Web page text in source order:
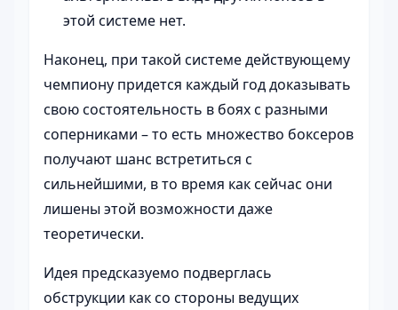
этой системе нет.
Наконец, при такой системе действующему
чемпиону придется каждый год доказывать
свою состоятельность в боях с разными
соперниками – то есть множество боксеров
получают шанс встретиться с
сильнейшими, в то время как сейчас они
лишены этой возможности даже
теоретически.
Идея предсказуемо подверглась
обструкции как со стороны ведущих